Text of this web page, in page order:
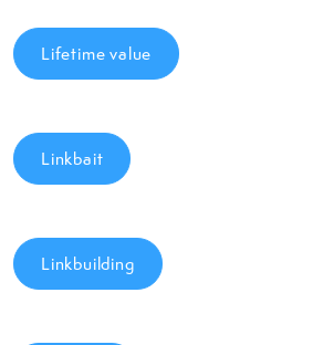
Lifetime value
Linkbait
Linkbuilding